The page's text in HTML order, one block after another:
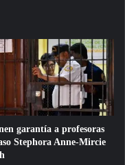
garantía a profesoras
Stephora Anne-Mircie